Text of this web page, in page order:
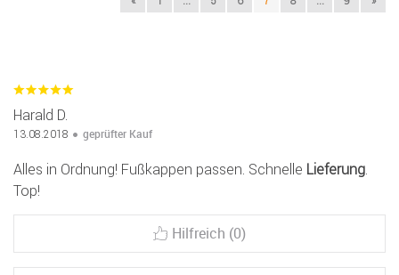
Harald D.
13.08.2018 geprüfter Kauf
Alles in Ordnung! Fußkappen passen. Schnelle Lieferung.
Top!
Hilfreich (0)